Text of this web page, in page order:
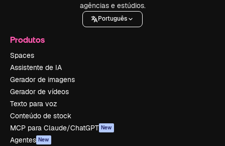
agências e estúdios.
Português
Produtos
Spaces
Assistente de IA
Gerador de imagens
Gerador de vídeos
Texto para voz
Conteúdo de stock
MCP para Claude/ChatGPT New
Agentes New